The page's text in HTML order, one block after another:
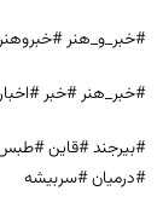
#خبر_و_هنر
#خبر_هنر #خبر
#بیرجند #قاین
#درمیان #سربیشه